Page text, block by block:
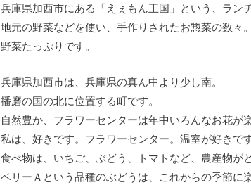
兵庫県加西市にある「えぇもん王国」という、ラン
地元の野菜などを使い、手作りされたお惣菜の数々。
野菜たっぷりです。
兵庫県加西市は、兵庫県の真ん中より少し南。
播磨の国の北に位置する町です。
自然豊か、フラワーセンターは年中いろんなお花が
私は、好きです。フラワーセンター。温室が好きです
食べ物は、いちご、ぶどう、トマトなど、農産物が
ベリーＡという品種のぶどうは、これからの季節に